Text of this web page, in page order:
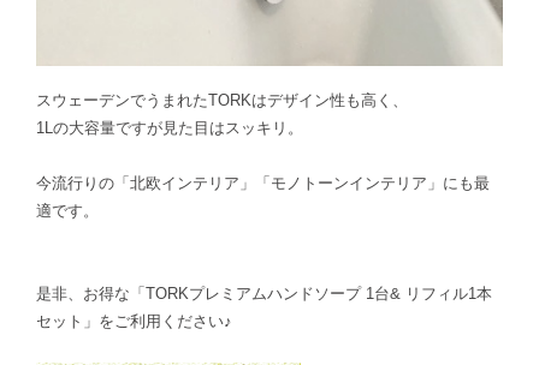
スウェーデンでうまれたTORKはデザイン性も高く、
1Lの大容量ですが見た目はスッキリ。
今流行りの「北欧インテリア」「モノトーンインテリア」にも最
適です。
是非、お得な「TORKプレミアムハンドソープ 1台& リフィル1本
セット」をご利用ください♪